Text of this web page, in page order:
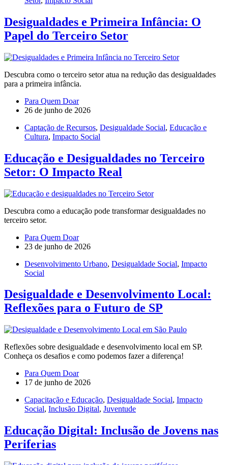
Desigualdades e Primeira Infância: O
Papel do Terceiro Setor
Descubra como o terceiro setor atua na redução das desigualdades
para a primeira infância.
Para Quem Doar
26 de junho de 2026
Captação de Recursos, Desigualdade Social, Educação e
Cultura, Impacto Social
Educação e Desigualdades no Terceiro
Setor: O Impacto Real
Descubra como a educação pode transformar desigualdades no
terceiro setor.
Para Quem Doar
23 de junho de 2026
Desenvolvimento Urbano, Desigualdade Social, Impacto
Social
Desigualdade e Desenvolvimento Local:
Reflexões para o Futuro de SP
Reflexões sobre desigualdade e desenvolvimento local em SP.
Conheça os desafios e como podemos fazer a diferença!
Para Quem Doar
17 de junho de 2026
Capacitação e Educação, Desigualdade Social, Impacto
Social, Inclusão Digital, Juventude
Educação Digital: Inclusão de Jovens nas
Periferias